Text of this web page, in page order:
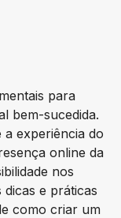
para
bem-sucedida.
a experiência do
online da
nos
e práticas
como criar um